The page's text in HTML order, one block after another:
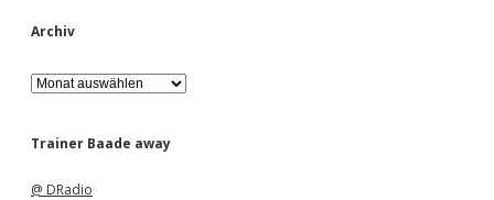
Archiv
A
r
h
Trainer Baade away
@ DRadio